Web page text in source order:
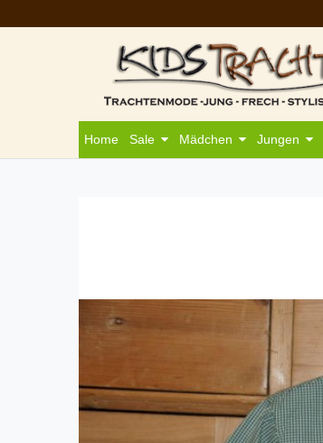
Home Sale Mädchen Jungen